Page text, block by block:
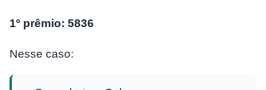
1º prêmio: 5836
Nesse caso: